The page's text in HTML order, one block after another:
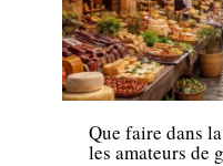
Hébergement
Que faire dans
les amateurs de